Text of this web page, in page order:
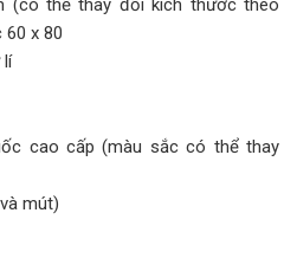
(có thể thay đổi kích thước theo
x 80
lí
cao cấp (màu sắc có thể thay
mút)